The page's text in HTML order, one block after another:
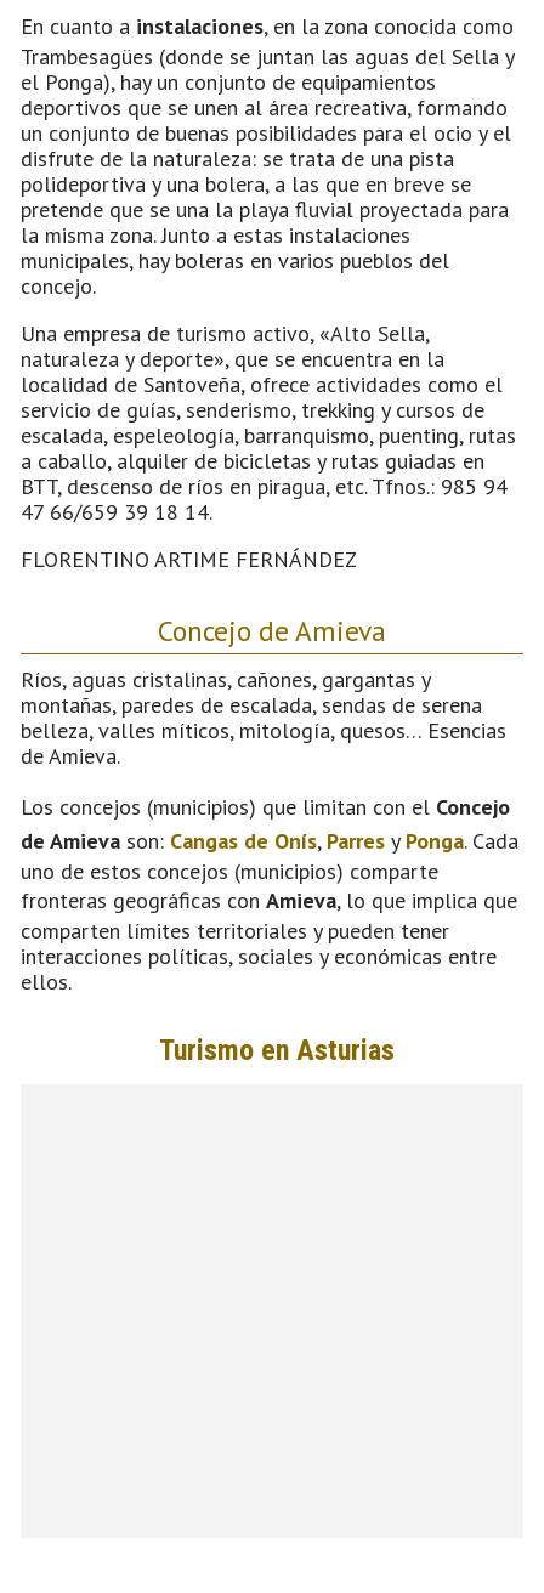
En cuanto a instalaciones, en la zona conocida como
Trambesagües (donde se juntan las aguas del Sella y
el Ponga), hay un conjunto de equipamientos
deportivos que se unen al área recreativa, formando
un conjunto de buenas posibilidades para el ocio y el
disfrute de la naturaleza: se trata de una pista
polideportiva y una bolera, a las que en breve se
pretende que se una la playa fluvial proyectada para
la misma zona. Junto a estas instalaciones
municipales, hay boleras en varios pueblos del
concejo.
Una empresa de turismo activo, «Alto Sella,
naturaleza y deporte», que se encuentra en la
localidad de Santoveña, ofrece actividades como el
servicio de guías, senderismo, trekking y cursos de
escalada, espeleología, barranquismo, puenting, rutas
a caballo, alquiler de bicicletas y rutas guiadas en
BTT, descenso de ríos en piragua, etc. Tfnos.: 985 94
47 66/659 39 18 14.
FLORENTINO ARTIME FERNÁNDEZ
Concejo de Amieva
Ríos, aguas cristalinas, cañones, gargantas y
montañas, paredes de escalada, sendas de serena
belleza, valles míticos, mitología, quesos… Esencias
de Amieva.
Los concejos (municipios) que limitan con el Concejo
de Amieva son: Cangas de Onís, Parres y Ponga. Cada
uno de estos concejos (municipios) comparte
fronteras geográficas con Amieva, lo que implica que
comparten límites territoriales y pueden tener
interacciones políticas, sociales y económicas entre
ellos.